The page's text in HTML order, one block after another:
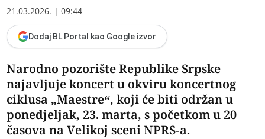
21.03.2026. | 09:44
Dodaj BL Portal kao Google izvor
Narodno pozorište Republike Srpske
najavljuje koncert u okviru koncertnog
ciklusa „Maestre“, koji će biti održan u
ponedjeljak, 23. marta, s početkom u 20
časova na Velikoj sceni NPRS-a.